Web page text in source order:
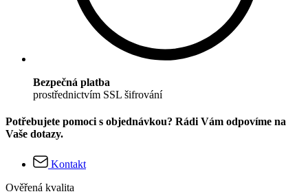
Bezpečná platba
prostřednictvím SSL šifrování
Potřebujete pomoci s objednávkou? Rádi Vám odpovíme na
Vaše dotazy.
Kontakt
Ověřená kvalita